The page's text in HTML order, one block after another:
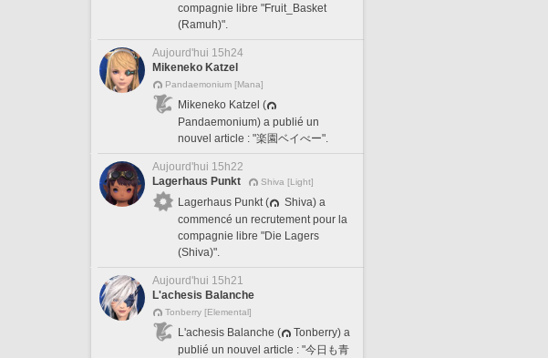
compagnie libre "Fruit_Basket
(Ramuh)".
Aujourd'hui 15h24
Mikeneko Katzel
Pandaemonium [Mana]
Mikeneko Katzel (
Pandaemonium) a publié un
nouvel article : "楽園ベイべー".
Aujourd'hui 15h22
Lagerhaus Punkt
Shiva [Light]
Lagerhaus Punkt (
Shiva) a
commencé un recrutement pour la
compagnie libre "Die Lagers
(Shiva)".
Aujourd'hui 15h21
L'achesis Balanche
Tonberry [Elemental]
L'achesis Balanche (
Tonberry) a
publié un nouvel article : "今日も青